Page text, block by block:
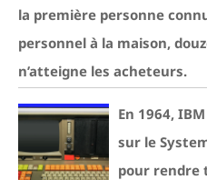
la première personne
personnel à la maison,
n’atteigne les acheteurs.
En 1964,
sur le
pour rendre